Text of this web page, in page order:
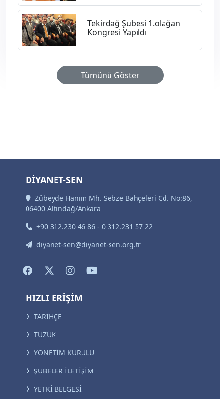
Tekirdağ Şubesi 1.olağan
Kongresi Yapıldı
Tümünü Göster
DİYANET-SEN
Zübeyde Hanım Mh. Sebze Bahçeleri Cd. No:86,
06400 Altındağ/Ankara
+90 312.230 46 86 - 0 312.231 57 22
diyanet-sen@diyanet-sen.org.tr
HIZLI ERİŞİM
TARİHÇE
TÜZÜK
YÖNETİM KURULU
ŞUBELER İLETİŞİM
YETKİ BELGESİ